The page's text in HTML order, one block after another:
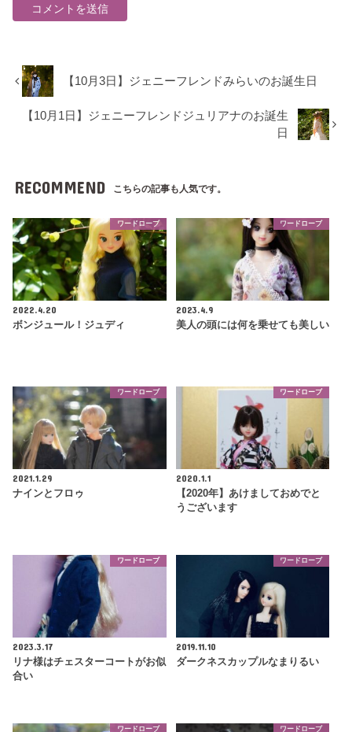
【10月3日】ジェニーフレンドみらいのお誕生日
【10月1日】ジェニーフレンドジュリアナのお誕生
日
RECOMMEND こちらの記事も人気です。
ワードローブ
2022.4.20
ボンジュール！ジュディ
ワードローブ
2023.4.9
美人の頭には何を乗せても美しい
ワードローブ
2021.1.29
ナインとフロゥ
ワードローブ
2020.1.1
【2020年】あけましておめでと
うございます
ワードローブ
2023.3.17
リナ様はチェスターコートがお似
合い
ワードローブ
2019.11.10
ダークネスカップルなまりるい
ワードローブ ワードローブ